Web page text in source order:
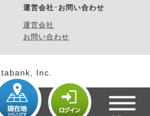
運営会社･お問い合わせ
運営会社
お問い合わせ
Inc.